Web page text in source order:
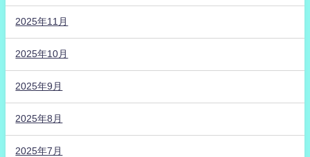
2025年11月
2025年10月
2025年9月
2025年8月
2025年7月